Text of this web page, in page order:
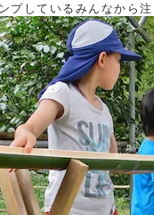
プしているみんなから